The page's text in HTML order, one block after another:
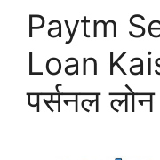
Paytm
Loan
पर्सनल